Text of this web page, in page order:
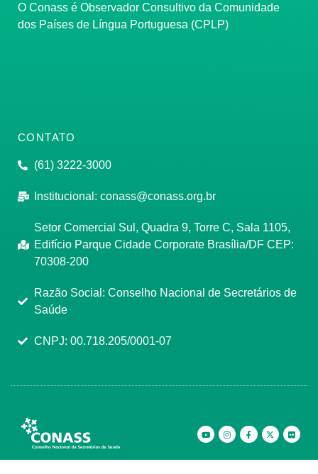
O Conass é Observador Consultivo da Comunidade
dos Países de Língua Portuguesa (CPLP)
CONTATO
(61) 3222-3000
Institucional: conass@conass.org.br
Setor Comercial Sul, Quadra 9, Torre C, Sala 1105,
Edifício Parque Cidade Corporate Brasília/DF CEP:
70308-200
Razão Social: Conselho Nacional de Secretários de
Saúde
CNPJ: 00.718.205/0001-07